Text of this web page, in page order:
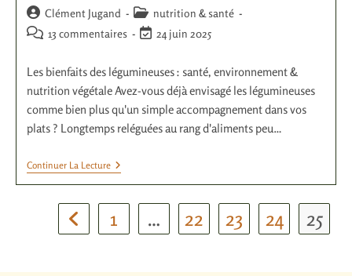
Clément Jugand
nutrition & santé
13 commentaires
24 juin 2025
Les bienfaits des légumineuses : santé, environnement &
nutrition végétale Avez-vous déjà envisagé les légumineuses
comme bien plus qu'un simple accompagnement dans vos
plats ? Longtemps reléguées au rang d'aliments peu…
Continuer La Lecture
1 … 22 23 24 25